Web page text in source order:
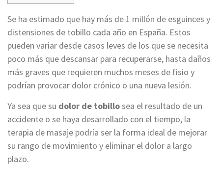
Se ha estimado que hay más de 1 millón de esguinces y
distensiones de tobillo cada año en España. Estos
pueden variar desde casos leves de los que se necesita
poco más que descansar para recuperarse, hasta daños
más graves que requieren muchos meses de fisio y
podrían provocar dolor crónico o una nueva lesión.
Ya sea que su dolor de tobillosea el resultado de un
accidente o se haya desarrollado con el tiempo, la
terapia de masaje podría ser la forma ideal de mejorar
su rango de movimiento y eliminar el dolor a largo
plazo.